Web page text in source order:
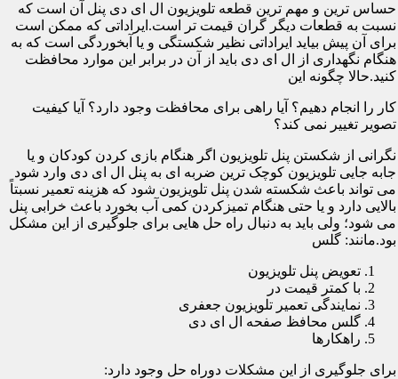
حساس ترین و مهم ترین قطعه تلویزیون ال ای دی پنل آن است که
نسبت به قطعات دیگر گران قیمت تر است.ایراداتی که ممکن است
برای آن پیش بیاید ایراداتی نظیر شکستگی و یا آبخوردگی است که به
هنگام نگهداری از ال ای دی باید از آن در برابر این موارد محافظت
کنید.حالا چگونه این
کار را انجام دهیم؟ آیا راهی برای محافظت وجود دارد؟ آیا کیفیت
تصویر تغییر نمی کند؟
نگرانی از شکستن پنل تلویزیون اگر هنگام بازی کردن کودکان و یا
جابه جایی تلویزیون کوچک ترین ضربه ای به پنل ال ای دی وارد شود
می تواند باعث شکسته شدن پنل تلویزیون شود که هزینه تعمیر نسبتاً
بالایی دارد و یا حتی هنگام تمیزکردن کمی آب بخورد باعث خرابی پنل
می شود؛ ولی باید به دنبال راه حل هایی برای جلوگیری از این مشکل
بود.مانند: گلس
تعویض پنل تلویزیون
با کمتر قیمت در
نمایندگی تعمیر تلویزیون جعفری
گلس محافظ صفحه ال ای دی
راهکارها
برای جلوگیری از این مشکلات دوراه حل وجود دارد: